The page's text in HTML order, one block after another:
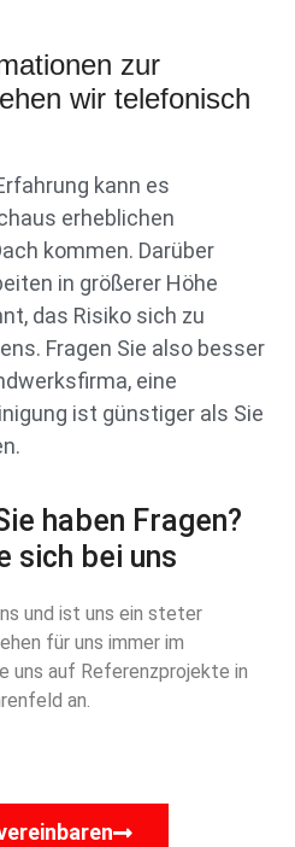
zur
wir telefonisch
kann es
erheblichen
kommen. Darüber
in größerer Höhe
das Risiko sich zu
Fragen Sie also besser
eine
ist günstiger als Sie
haben Fragen?
sich bei uns
und ist uns ein steter
für uns immer im
uns auf Referenzprojekte in
an.